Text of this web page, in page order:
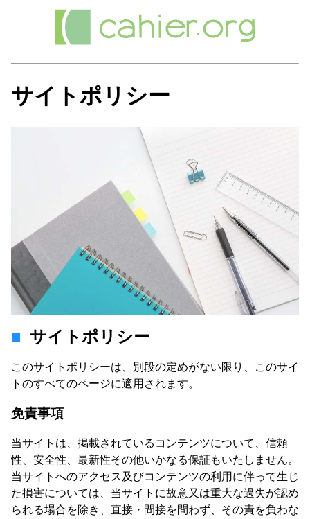
サイトポリシー
サイトポリシー
このサイトポリシーは、別段の定めがない限り、このサイ
トのすべてのページに適用されます。
免責事項
当サイトは、掲載されているコンテンツについて、信頼
性、安全性、最新性その他いかなる保証もいたしません。
当サイトへのアクセス及びコンテンツの利用に伴って生じ
た損害については、当サイトに故意又は重大な過失が認め
られる場合を除き、直接・間接を問わず、その責を負わな